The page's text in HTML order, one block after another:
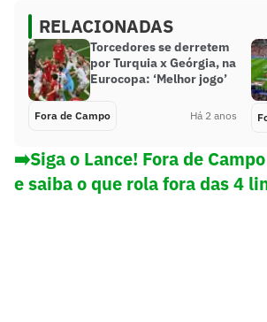
RELACIONADAS
Torcedores se derretem
por Turquia x Geórgia, na
Eurocopa: ‘Melhor jogo’
Fora de Campo Há 2 anos
➡️Siga o Lance! Fora de
e saiba o que rola fora das 4